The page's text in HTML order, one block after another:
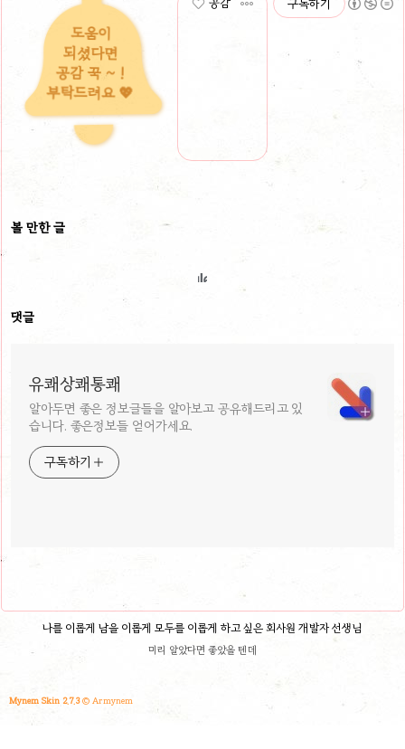
도움이
되셨다면
공감 꾹 ~ !
부탁드려요 💖
구독하기
볼 만한 글
댓글
유쾌상쾌통쾌
알아두면 좋은 정보글들을 알아보고 공유해드리고 있
습니다. 좋은정보들 얻어가세요.
구독하기
나를 이롭게 남을 이롭게 모두를 이롭게 하고 싶은 회사원 개발자 선생님
미리 알았다면 좋았을 텐데
Mynem Skin 2.7.3© Armynem